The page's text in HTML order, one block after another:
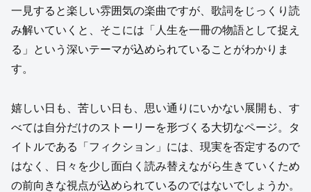
一見すると楽しい雰囲気の楽曲ですが、歌詞をじっくり読
み解いていくと、そこには「人生を一冊の物語として捉え
る」という深いテーマが込められていることがわかりま
す。
嬉しい日も、苦しい日も、思い通りにいかない展開も、す
べては自分だけのストーリーを形づくる大切なページ。タ
イトルである「フィクション」には、現実を否定するので
はなく、日々を少し面白く読み替えながら生きていくため
の前向きな視点が込められているのではないでしょうか。